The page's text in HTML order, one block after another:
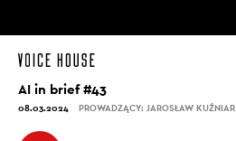
AI in brief #43
08.03.2024 PROWADZĄCY: JAROSŁAW KUŹNIAR